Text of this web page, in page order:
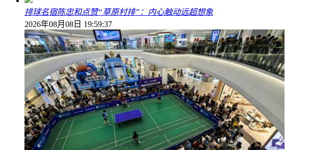
排球名宿陈忠和点赞“草原村排”：内心触动远超想象
2026年08月08日 19:59:37